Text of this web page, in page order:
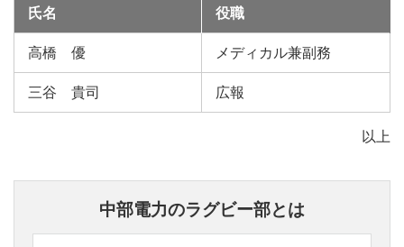
氏名 役職
高橋 優 メディカル兼副務
三谷 貴司 広報
以上
中部電力のラグビー部とは